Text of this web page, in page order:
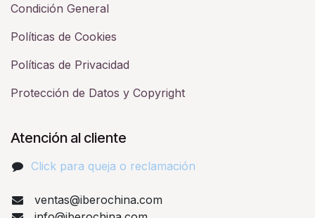
Condición General
Políticas de Cookies
Políticas de Privacidad
Protección de Datos y Copyright
Atención al cliente
Click para queja o reclamación​
ventas@iberochina.com